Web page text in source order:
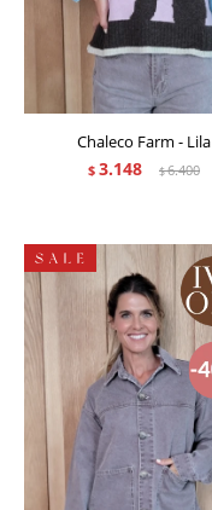
Chaleco Farm - Lila
$ 3.148 $6.400